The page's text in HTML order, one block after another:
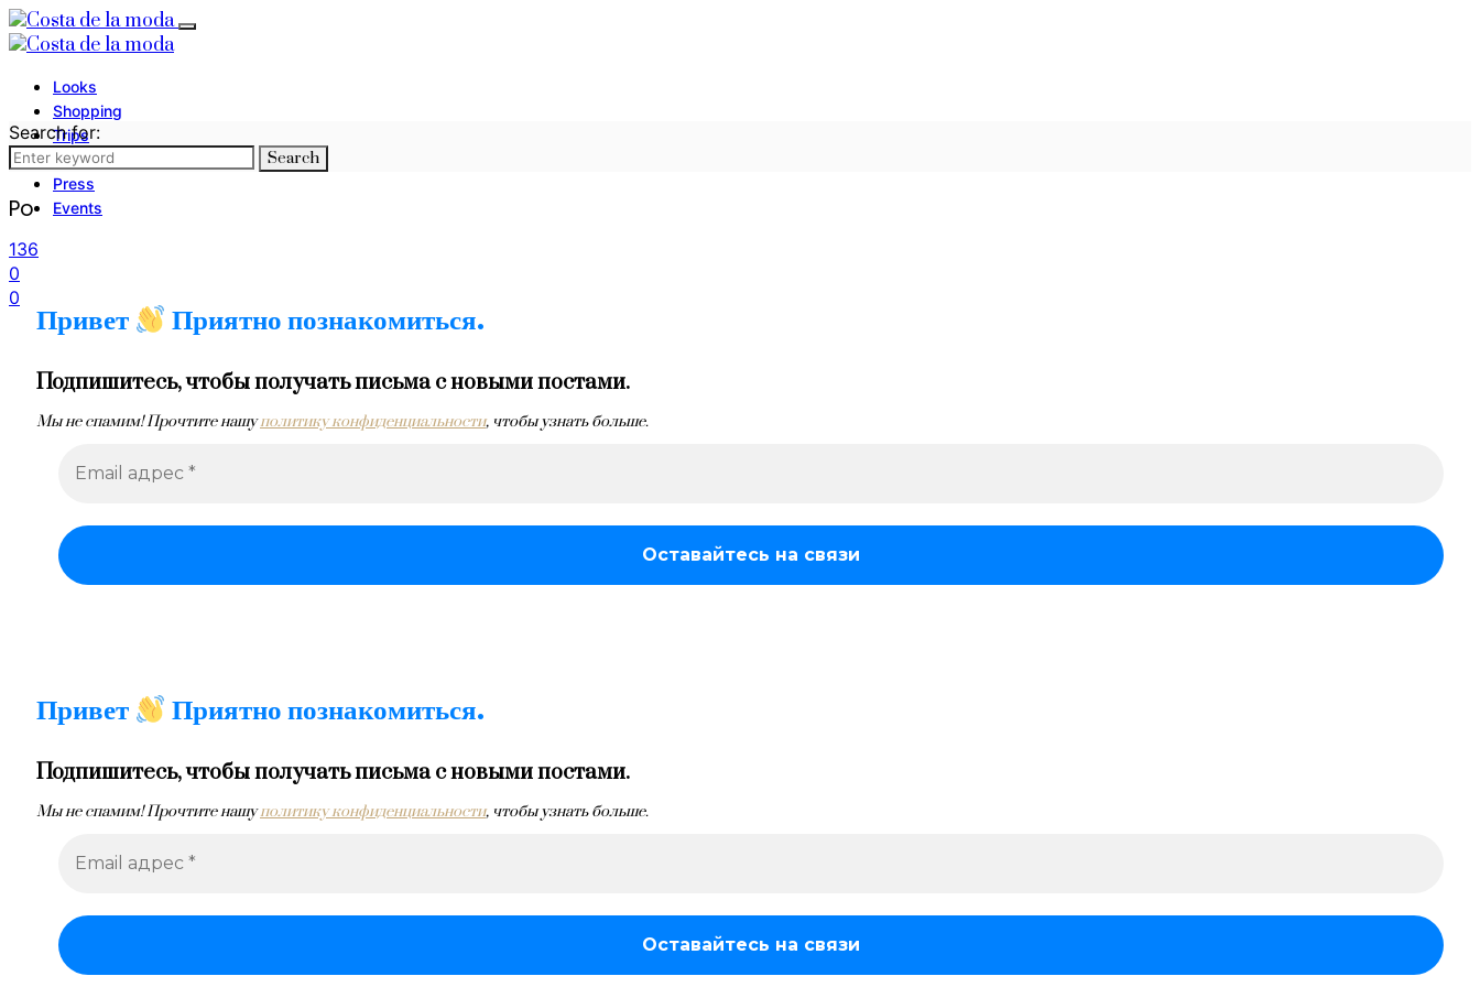
Looks
Shopping
Trips
Photography
Press
Events
136
0
0
Search for:
Search
Po
Привет Приятно познакомиться.
Подпишитесь, чтобы получать письма с новыми постами.
Мы не спамим! Прочтите нашуполитику конфиденциальности, чтобы узнать больше.
Привет Приятно познакомиться.
Подпишитесь, чтобы получать письма с новыми постами.
Мы не спамим! Прочтите нашуполитику конфиденциальности, чтобы узнать больше.